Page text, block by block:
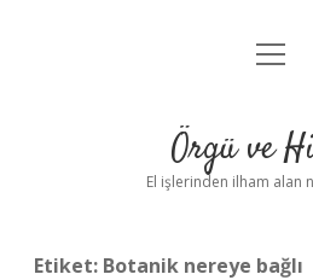
Anasayfa
Yasal
menüyü
Örgü ve
El işlerinden ilham alan
Etiket: Botanik nereye bağlı